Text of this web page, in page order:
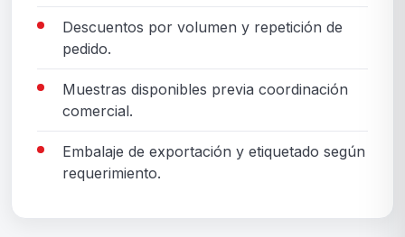
Descuentos por volumen y repetición de
pedido.
Muestras disponibles previa coordinación
comercial.
Embalaje de exportación y etiquetado según
requerimiento.